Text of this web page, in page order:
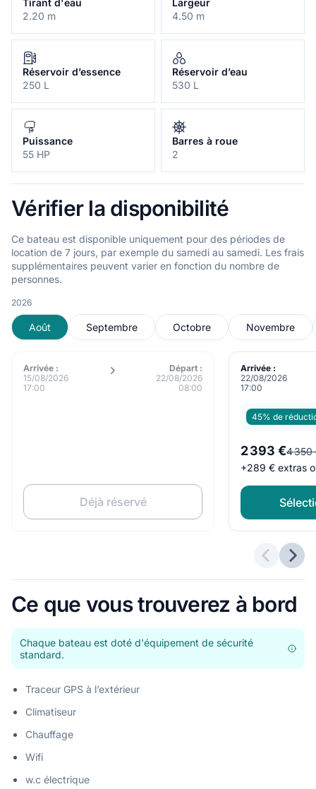
2.20 m
4.50 m
Réservoir d’essence
250 L
Réservoir d’eau
530 L
Puissance
55 HP
Barres à roue
2
Vérifier la disponibilité
Ce bateau est disponible uniquement pour des périodes de
location de 7 jours, par exemple du samedi au samedi. Les frais
supplémentaires peuvent varier en fonction du nombre de
personnes.
2026
Août Septembre Octobre Novembre
Arrivée :
15/08/2026
17:00
Départ :
22/08/2026
08:00
Déjà réservé
Arrivée :
22/08/2026
17:00
45% de
2 393 €4 350
+289 € extras
Ce que vous trouverez à bord
Chaque bateau est doté d'équipement de sécurité
standard.
Traceur GPS à l’extérieur
Climatiseur
Chauffage
Wifi
w.c électrique